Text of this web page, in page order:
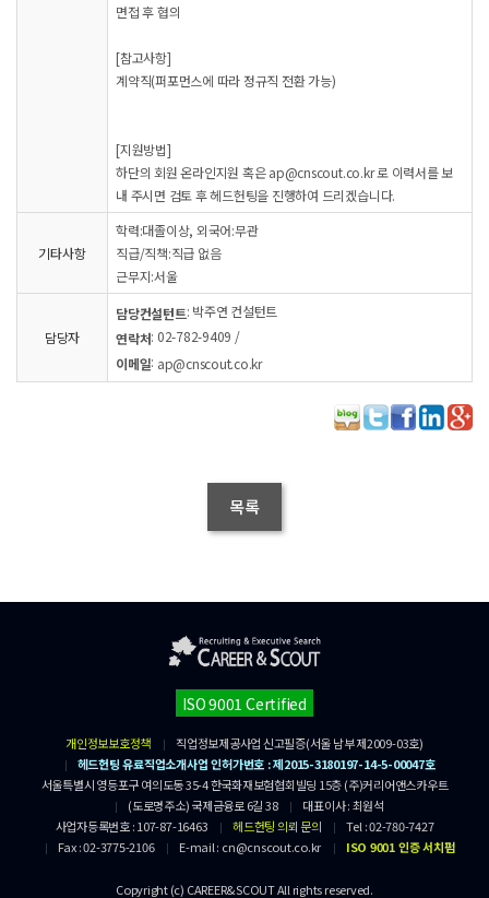
면접 후 협의
[참고사항]
계약직(퍼포먼스에 따라 정규직 전환 가능)
[지원방법]
하단의 회원 온라인지원 혹은 ap@cnscout.co.kr 로 이력서를 보
내 주시면 검토 후 헤드헌팅을 진행하여 드리겠습니다.
기타사항
학력:대졸이상, 외국어:무관
직급/직책:직급 없음
근무지:서울
담당자
담당컨설턴트: 박주연 컨설턴트
연락처: 02-782-9409 /
이메일: ap@cnscout.co.kr
목록
ISO 9001 Certified
개인정보보호정책
직업정보제공사업 신고필증(서울 남부 제2009-03호)
헤드헌팅 유료직업소개사업 인허가번호 : 제2015-3180197-14-5-00047호
서울특별시 영등포구 여의도동 35-4 한국화재보험협회빌딩 15층 (주)커리어앤스카우트
(도로명주소) 국제금융로 6길 38
대표이사 : 최원석
사업자등록번호 : 107-87-16463
헤드헌팅 의뢰 문의
Tel : 02-780-7427
Fax : 02-3775-2106
E-mail : cn@cnscout.co.kr ISO 9001 인증 서치펌
Copyright (c) CAREER&SCOUT All rights reserved.